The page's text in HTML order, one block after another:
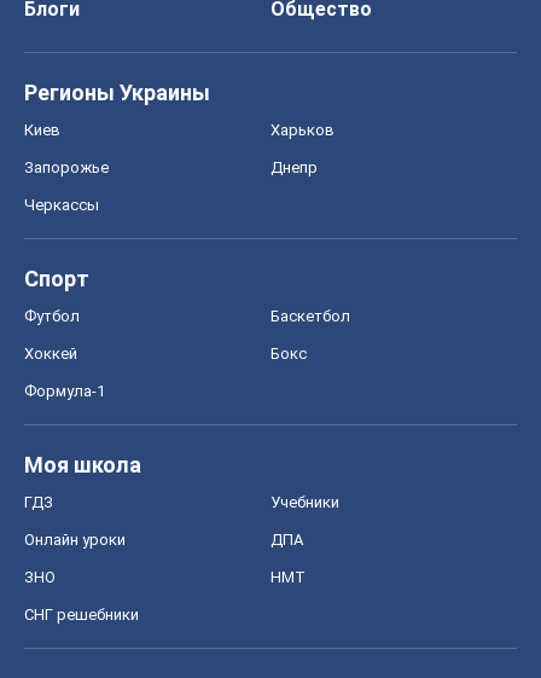
Блоги
Общество
Регионы Украины
Киев Харьков
Запорожье Днепр
Черкассы
Спорт
Футбол Баскетбол
Хоккей Бокс
Формула-1
Моя школа
ГДЗ Учебники
Онлайн уроки ДПА
ЗНО НМТ
СНГ решебники